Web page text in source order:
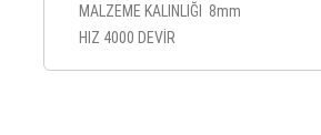
MALZEME KALINLIĞI 8mm
HIZ 4000 DEVİR